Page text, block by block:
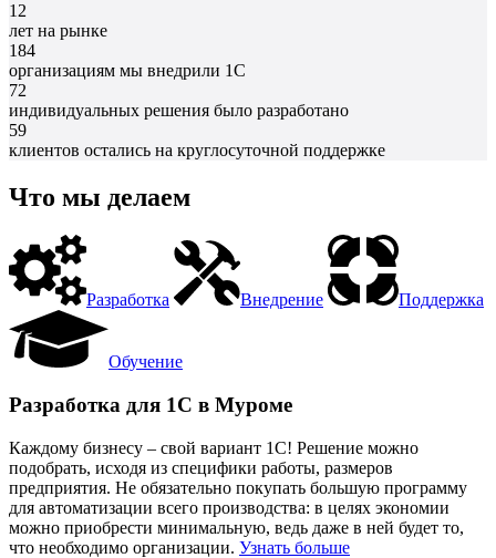
12
лет на рынке
184
организациям мы внедрили 1С
72
индивидуальных решения было разработано
59
клиентов остались на круглосуточной поддержке
Что мы делаем
Разработка Внедрение Поддержка
Обучение
Разработка для 1С в Муроме
Каждому бизнесу – свой вариант 1С! Решение можно
подобрать, исходя из специфики работы, размеров
предприятия. Не обязательно покупать большую программу
для автоматизации всего производства: в целях экономии
можно приобрести минимальную, ведь даже в ней будет то,
что необходимо организации. Узнать больше